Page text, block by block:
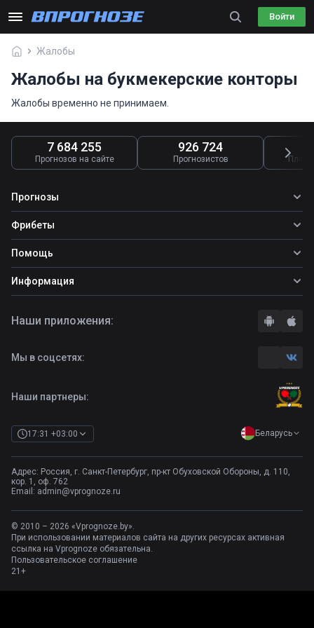
Войти
Жалобы
Жалобы на букмекерские конторы
Жалобы временно не принимаем.
7 684 255
Прогнозов на сайте
926 724
Прогнозистов
Прогнозы
Все прогнозы
Топ ставок
Прогнозы на футбол
Фрибеты
Фрибеты
Помощь
Школа ставок
Вопросы и ответы
Информация
Правила
Контакты
Наши партнеры:
17:31 +03:00 Беларусь
Адрес: Россия, г. Санкт-Петербург, пр-кт Обуховской Обороны, д. 110,
кор. 1, оф. 762
Email: admin@vprognoze.ru
Наши приложения:
Мы в соцсетях:
© 2010 – 2026 «Vprognoze.by».
При использовании материалов сайта на других ресурсах активная
ссылка на Vprognoze обязательна.
Пользовательское соглашение
21+